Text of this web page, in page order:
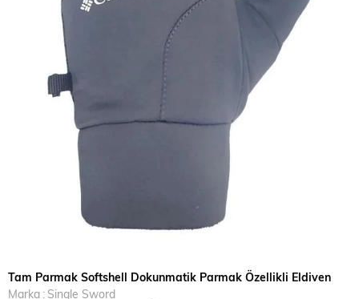
Tam Parmak Softshell Dokunmatik Parmak Özellikli Eldiven
Marka : Single Sword